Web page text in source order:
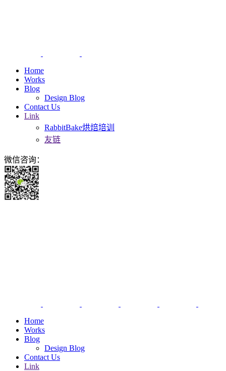
Home
Works
Blog
Design Blog
Contact Us
Link
RabbitBake烘焙培训
友链
微信咨询：
Home
Works
Blog
Design Blog
Contact Us
Link